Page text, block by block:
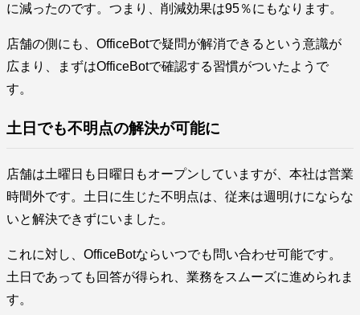
に減ったのです。つまり、削減効果は95％にもなります。
店舗の側にも、OfficeBotで疑問が解消できるという意識が
広まり、まずはOfficeBotで確認する習慣がついたようで
す。
土日でも不明点の解決が可能に
店舗は土曜日も日曜日もオープンしていますが、本社は営業
時間外です。土日に生じた不明点は、従来は週明けにならな
いと解決できずにいました。
これに対し、OfficeBotならいつでも問い合わせ可能です。
土日であっても回答が得られ、業務をスムーズに進められま
す。